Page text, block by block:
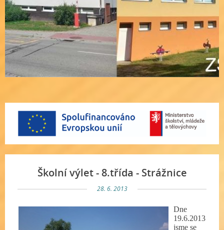
Školní výlet - 8.třída - Strážnice
28. 6. 2013
Dne
19.6.2013
jsme se